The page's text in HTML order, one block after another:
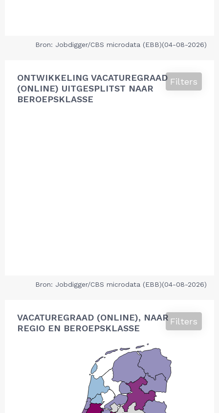
Bron: Jobdigger/CBS microdata (EBB)(04-08-2026)
ONTWIKKELING VACATUREGRAAD
(ONLINE) UITGESPLITST NAAR
BEROEPSKLASSE
Filters
Bron: Jobdigger/CBS microdata (EBB)(04-08-2026)
VACATUREGRAAD (ONLINE), NAAR
REGIO EN BEROEPSKLASSE
Filters